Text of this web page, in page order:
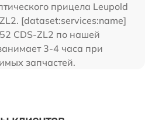
прицела Leupold
[dataset:services:name]
CDS-ZL2 по нашей
3-4 часа при
запчастей.